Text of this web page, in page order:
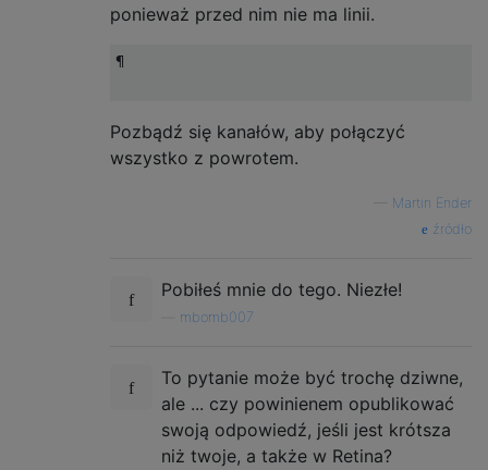
ponieważ przed nim nie ma linii.
¶
Pozbądź się kanałów, aby połączyć
wszystko z powrotem.
Martin Ender
źródło
Pobiłeś mnie do tego. Niezłe!
mbomb007
To pytanie może być trochę dziwne,
ale ... czy powinienem opublikować
swoją odpowiedź, jeśli jest krótsza
niż twoje, a także w Retina?